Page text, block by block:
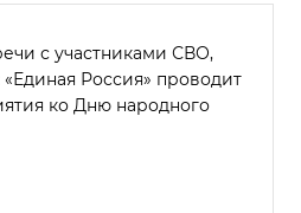
с участниками СВО,
Россия» проводит
ко Дню народного